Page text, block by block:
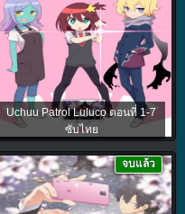
Uchuu Patrol Luluco ตอนที่ 1-7
ซับไทย
จบแล้ว